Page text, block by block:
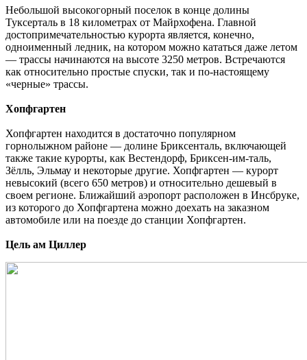
Небольшой высокогорный поселок в конце долины
Туксерталь в 18 километрах от Майрхофена. Главной
достопримечательностью курорта является, конечно,
одноименный ледник, на котором можно кататься даже летом
— трассы начинаются на высоте 3250 метров. Встречаются
как относительно простые спуски, так и по-настоящему
«черные» трассы.
Хопфгартен
Хопфгартен находится в достаточно популярном
горнолыжном районе — долине Бриксенталь, включающей
также такие курорты, как Вестендорф, Бриксен-им-таль,
Зёлль, Эльмау и некоторые другие. Хопфгартен — курорт
невысокий (всего 650 метров) и относительно дешевый в
своем регионе. Ближайший аэропорт расположен в Инсбруке,
из которого до Хопфгартена можно доехать на заказном
автомобиле или на поезде до станции Хопфгартен.
Цель ам Циллер